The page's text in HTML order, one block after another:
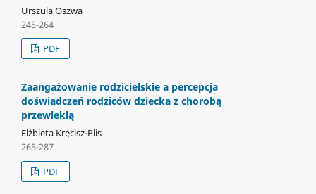
Urszula Oszwa
245-264
PDF
Zaangażowanie rodzicielskie a percepcja
doświadczeń rodziców dziecka z chorobą
przewlekłą
Elżbieta Kręcisz-Plis
265-287
PDF